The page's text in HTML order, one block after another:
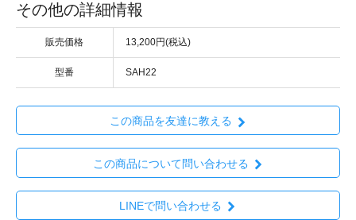
その他の詳細情報
販売価格 13,200円(税込)
型番 SAH22
この商品を友達に教える
この商品について問い合わせる
LINEで問い合わせる